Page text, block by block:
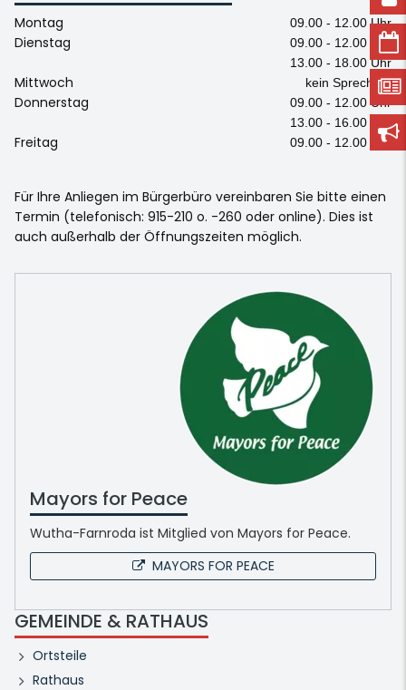
Montag 09.00 - 12.00 Uhr
Dienstag
09.00 - 12.00 Uhr
13.00 - 18.00 Uhr
Mittwoch kein Sprechtag
Donnerstag
09.00 - 12.00 Uhr
13.00 - 16.00 Uhr
Freitag 09.00 - 12.00 Uhr
Für Ihre Anliegen im Bürgerbüro vereinbaren Sie bitte einen
Termin (telefonisch: 915-210 o. -260 oder online). Dies ist
auch außerhalb der Öffnungszeiten möglich.
Mayors for Peace
Wutha-Farnroda ist Mitglied von Mayors for Peace.
MAYORS FOR PEACE
GEMEINDE & RATHAUS
Ortsteile
Rathaus